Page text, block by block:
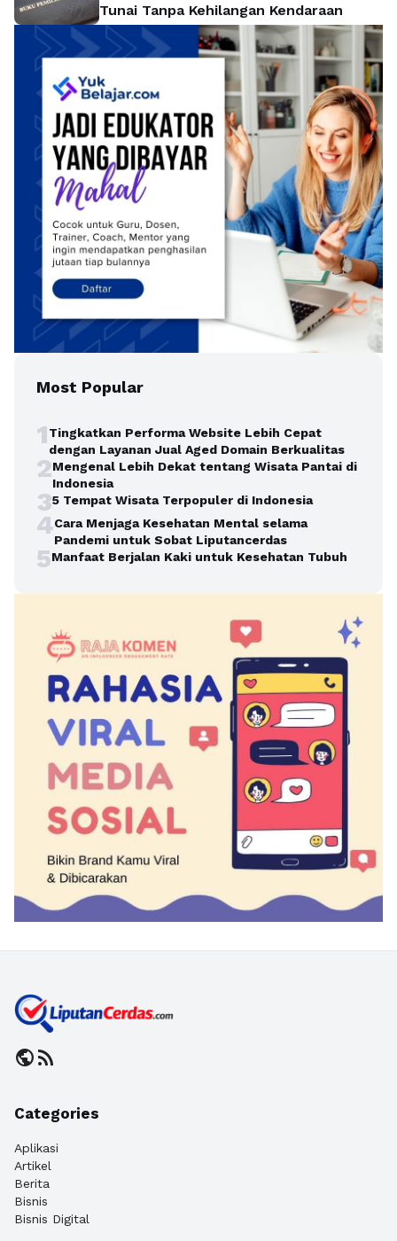
Tunai Tanpa Kehilangan Kendaraan
Most Popular
1Tingkatkan Performa Website Lebih Cepat
dengan Layanan Jual Aged Domain Berkualitas
2Mengenal Lebih Dekat tentang Wisata Pantai di
Indonesia
35 Tempat Wisata Terpopuler di Indonesia
4Cara Menjaga Kesehatan Mental selama
Pandemi untuk Sobat Liputancerdas
5Manfaat Berjalan Kaki untuk Kesehatan Tubuh
publicrss_feed
Categories
Aplikasi
Artikel
Berita
Bisnis
Bisnis Digital